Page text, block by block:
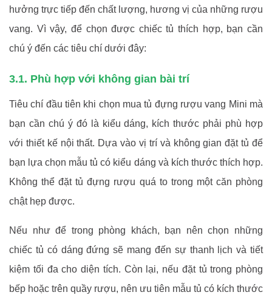
hưởng trực tiếp đến chất lượng, hương vị của những rượu
vang. Vì vậy, để chọn được chiếc tủ thích hợp, bạn cần
chú ý đến các tiêu chí dưới đây:
3.1. Phù hợp với không gian bài trí
Tiêu chí đầu tiên khi chọn mua tủ đựng rượu vang Mini mà
bạn cần chú ý đó là kiểu dáng, kích thước phải phù hợp
với thiết kế nội thất. Dựa vào vị trí và không gian đặt tủ để
bạn lựa chọn mẫu tủ có kiểu dáng và kích thước thích hợp.
Không thể đặt tủ đựng rượu quá to trong một căn phòng
chật hẹp được.
Nếu như để trong phòng khách, bạn nên chọn những
chiếc tủ có dáng đứng sẽ mang đến sự thanh lịch và tiết
kiệm tối đa cho diện tích. Còn lại, nếu đặt tủ trong phòng
bếp hoặc trên quầy rượu, nên ưu tiên mẫu tủ có kích thước